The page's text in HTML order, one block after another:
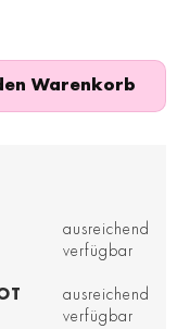
Warenkorb
ausreichend
verfügbar
ausreichend
verfügbar